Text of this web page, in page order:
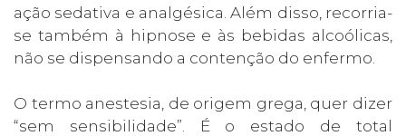
ação sedativa e analgésica. Além disso, recorria-
se também à hipnose e às bebidas alcoólicas,
não se dispensando a contenção do enfermo.
O termo anestesia, de origem grega, quer dizer
“sem sensibilidade”. É o estado de total